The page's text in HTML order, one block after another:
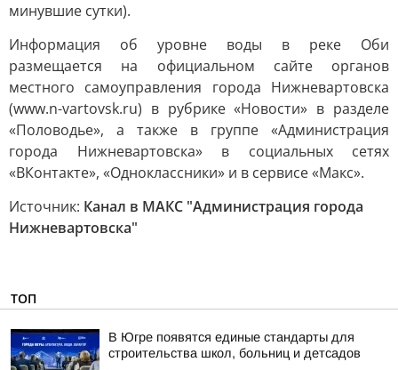
минувшие сутки).
Информация об уровне воды в реке Оби
размещается на официальном сайте органов
местного самоуправления города Нижневартовска
(www.n-vartovsk.ru) в рубрике «Новости» в разделе
«Половодье», а также в группе «Администрация
города Нижневартовска» в социальных сетях
«ВКонтакте», «Одноклассники» и в сервисе «Макс».
Источник: Канал в МАКС "Администрация города
Нижневартовска"
ТОП
В Югре появятся единые стандарты для
строительства школ, больниц и детсадов